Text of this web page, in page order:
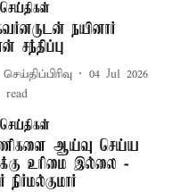
நயினார்
சந்திப்பு
04 Jul 2026
read
ஆய்வு செய்ய
உரிமை இல்லை -